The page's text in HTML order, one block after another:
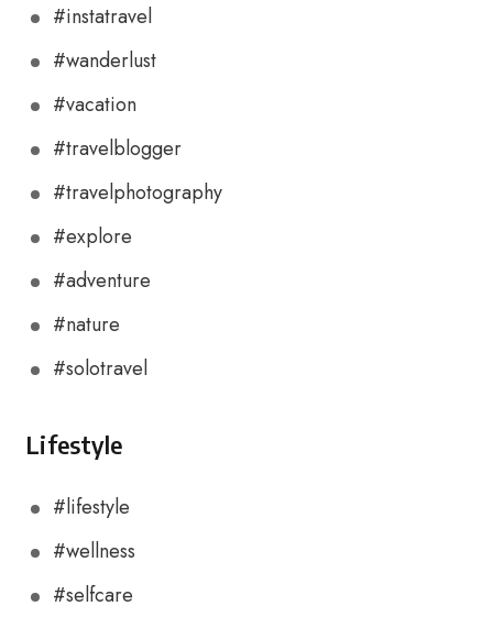
#instatravel
#wanderlust
#vacation
#travelblogger
#travelphotography
#explore
#adventure
#nature
#solotravel
Lifestyle
#lifestyle
#wellness
#selfcare